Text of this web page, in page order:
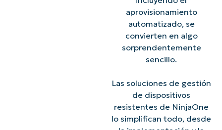
aprovisionamiento
automatizado, se
convierten en algo
sorprendentemente
sencillo.
Las soluciones de gestión
de dispositivos
resistentes de NinjaOne
lo simplifican todo, desde